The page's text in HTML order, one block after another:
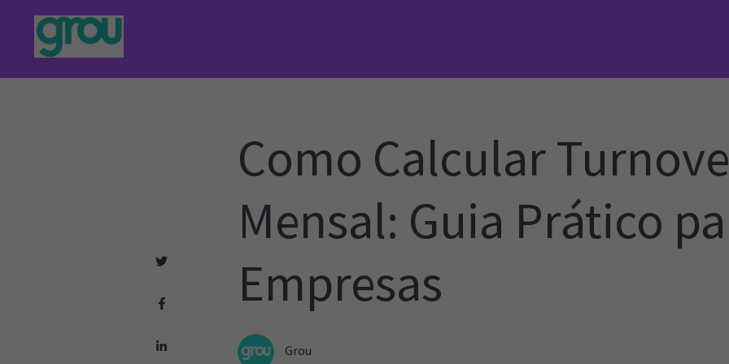
Como Calcular
Mensal: Guia Prático
Empresas
Grou